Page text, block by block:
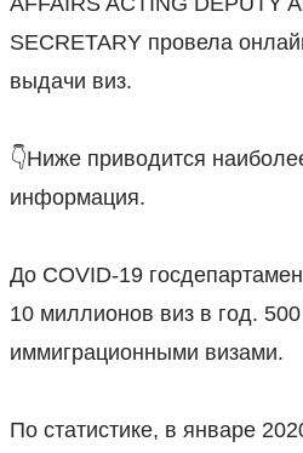
SECRETARY провела
выдачи виз.
👇Ниже приводится
информация.
До COVID-19
10 миллионов виз в год.
иммиграционными визами.
По статистике, в январе